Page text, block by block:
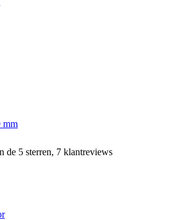
mm
de 5 sterren, 7 klantreviews